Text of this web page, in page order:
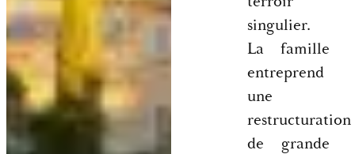
singulier.
La famille
entreprend
une
restructuration
de grande